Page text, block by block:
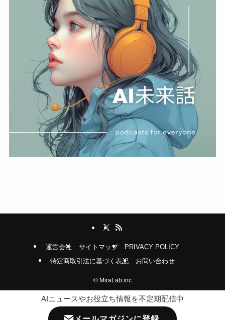
AIニュースやお役立ち情報を不定期配信中
運営会社 サイトマップ
PRIVACY POLICY
特定商取引法に基づく表記
お問い合わせ
© MiraLab.inc